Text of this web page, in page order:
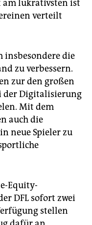
am lukrativsten ist
verteilt
insbesondere die
zu verbessern.
zur den großen
der Digitalisierung
Mit dem
auch die
neue Spieler zu
Equity-
DFL sofort zwei
stellen